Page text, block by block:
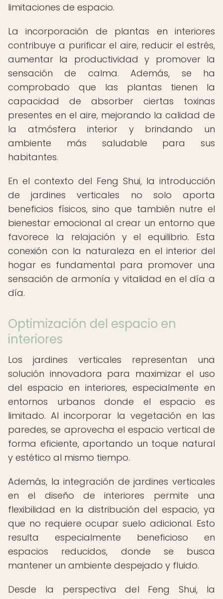
limitaciones de espacio.
La incorporación de plantas en interiores
contribuye a purificar el aire, reducir el estrés,
aumentar la productividad y promover la
sensación de calma. Además, se ha
comprobado que las plantas tienen la
capacidad de absorber ciertas toxinas
presentes en el aire, mejorando la calidad de
la atmósfera interior y brindando un
ambiente más saludable para sus
habitantes.
En el contexto del Feng Shui, la introducción
de jardines verticales no solo aporta
beneficios físicos, sino que también nutre el
bienestar emocional al crear un entorno que
favorece la relajación y el equilibrio. Esta
conexión con la naturaleza en el interior del
hogar es fundamental para promover una
sensación de armonía y vitalidad en el día a
día.
Optimización del espacio en
interiores
Los jardines verticales representan una
solución innovadora para maximizar el uso
del espacio en interiores, especialmente en
entornos urbanos donde el espacio es
limitado. Al incorporar la vegetación en las
paredes, se aprovecha el espacio vertical de
forma eficiente, aportando un toque natural
y estético al mismo tiempo.
Además, la integración de jardines verticales
en el diseño de interiores permite una
flexibilidad en la distribución del espacio, ya
que no requiere ocupar suelo adicional. Esto
resulta especialmente beneficioso en
espacios reducidos, donde se busca
mantener un ambiente despejado y fluido.
Desde la perspectiva del Feng Shui, la